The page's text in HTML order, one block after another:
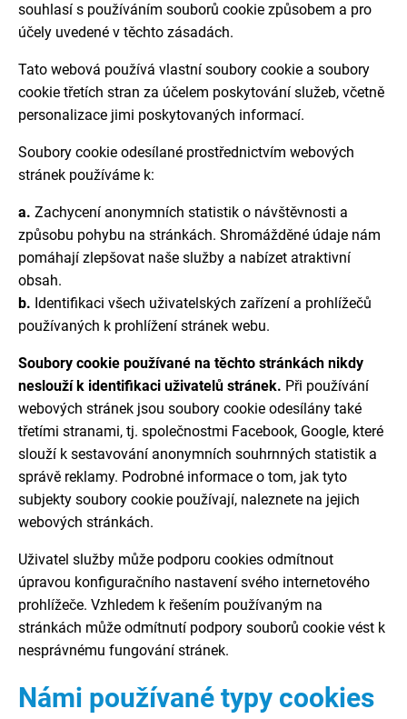
souhlasí s používáním souborů cookie způsobem a pro
účely uvedené v těchto zásadách.
Tato webová používá vlastní soubory cookie a soubory
cookie třetích stran za účelem poskytování služeb, včetně
personalizace jimi poskytovaných informací.
Soubory cookie odesílané prostřednictvím webových
stránek používáme k:
a. Zachycení anonymních statistik o návštěvnosti a
způsobu pohybu na stránkách. Shromážděné údaje nám
pomáhají zlepšovat naše služby a nabízet atraktivní
obsah.
b. Identifikaci všech uživatelských zařízení a prohlížečů
používaných k prohlížení stránek webu.
Soubory cookie používané na těchto stránkách nikdy
neslouží k identifikaci uživatelů stránek. Při používání
webových stránek jsou soubory cookie odesílány také
třetími stranami, tj. společnostmi Facebook, Google, které
slouží k sestavování anonymních souhrnných statistik a
správě reklamy. Podrobné informace o tom, jak tyto
subjekty soubory cookie používají, naleznete na jejich
webových stránkách.
Uživatel služby může podporu cookies odmítnout
úpravou konfiguračního nastavení svého internetového
prohlížeče. Vzhledem k řešením používaným na
stránkách může odmítnutí podpory souborů cookie vést k
nesprávnému fungování stránek.
Námi používané typy cookies